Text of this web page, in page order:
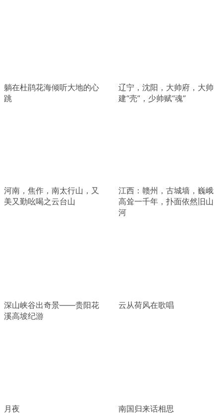
躺在杜鹃花海倾听大地的心
跳
辽宁，沈阳，大帅府，大帅
建“壳”，少帅赋“魂”
河南，焦作，南太行山，又
美又勤吆喝之云台山
江西：赣州，古城墙，巍峨
高耸一千年，扑面依然旧山
河
深山峡谷出奇景——贵阳花
溪高坡纪游
云从荷风在歌唱
月夜 南国归来话相思